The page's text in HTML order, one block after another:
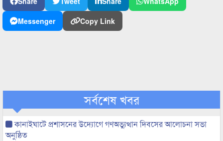
Messenger
Copy Link
সর্বশেষ খবর
কানাইঘাটে প্রশাসনের উদ্যোগে গণঅভ্যুত্থান দিবসের আলোচনা সভা
অনুষ্ঠিত